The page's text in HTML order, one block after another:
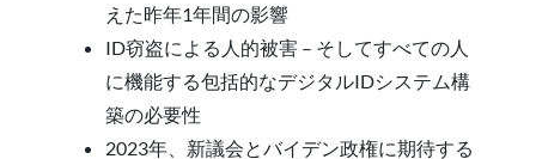
えた昨年1年間の影響
ID窃盗による人的被害 – そしてすべての人
に機能する包括的なデジタルIDシステム構
築の必要性
2023年、新議会とバイデン政権に期待する